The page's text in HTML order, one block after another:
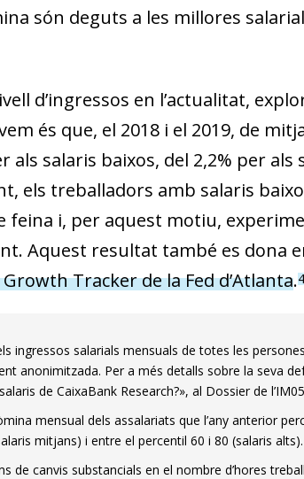
són deguts a les millores
d’ingressos en l’actualitat,
és que, el 2018 i el 2019, de
salaris baixos, del 2,2% per als
els treballadors amb salaris
feina i, per aquest motiu,
Aquest resultat també es dona
Tracker de la Fed d’Atlanta.4
ingressos salarials mensuals de totes les
anonimitzada. Per a més detalls sobre la seva
de CaixaBank Research?», al Dossier de
mensual dels assalariats que l’any anterior
mitjans) i entre el percentil 60 i 80 (salaris alts).
canvis substancials en el nombre d’hores